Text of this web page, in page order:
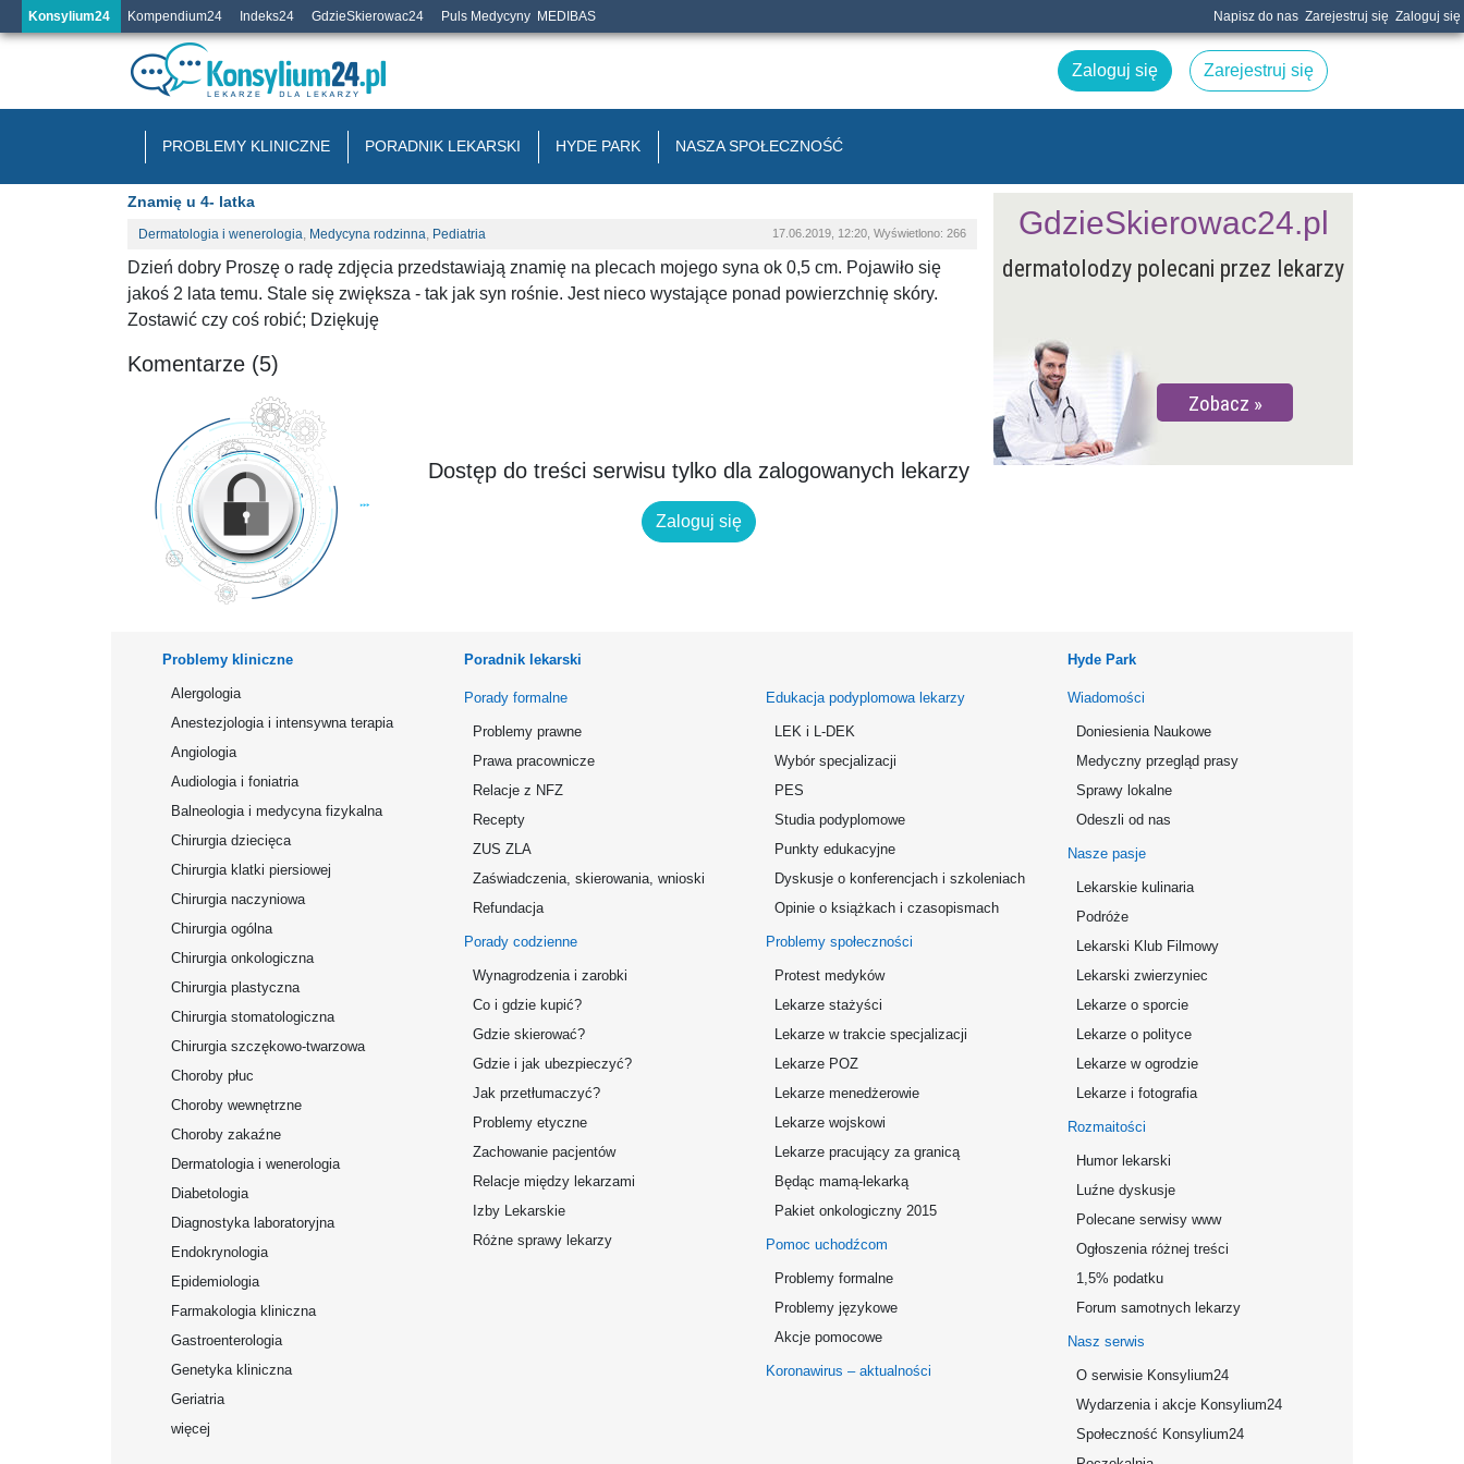
Konsylium24 Kompendium24 Indeks24 GdzieSkierowac24 Puls Medycyny MEDIBAS Napisz do nas Zarejestruj się Zaloguj się
Zaloguj się Zarejestruj się
PROBLEMY KLINICZNE PORADNIK LEKARSKI HYDE PARK NASZA SPOŁECZNOŚĆ
Znamię u 4- latka
Dermatologia i wenerologia, Medycyna rodzinna, Pediatria 17.06.2019, 12:20, Wyświetlono: 266
Dzień dobry Proszę o radę zdjęcia przedstawiają znamię na plecach mojego syna ok 0,5 cm. Pojawiło się
jakoś 2 lata temu. Stale się zwiększa - tak jak syn rośnie. Jest nieco wystające ponad powierzchnię skóry.
Zostawić czy coś robić; Dziękuję
Komentarze (5)
Dostęp do treści serwisu tylko dla zalogowanych lekarzy
Zaloguj się
dermatolodzy polecani przez lekarzy
Zobacz
GdzieSkierowac24.pl
Problemy kliniczne
Alergologia
Anestezjologia i intensywna terapia
Angiologia
Audiologia i foniatria
Balneologia i medycyna fizykalna
Chirurgia dziecięca
Chirurgia klatki piersiowej
Chirurgia naczyniowa
Chirurgia ogólna
Chirurgia onkologiczna
Chirurgia plastyczna
Chirurgia stomatologiczna
Chirurgia szczękowo-twarzowa
Choroby płuc
Choroby wewnętrzne
Choroby zakaźne
Dermatologia i wenerologia
Diabetologia
Diagnostyka laboratoryjna
Endokrynologia
Epidemiologia
Farmakologia kliniczna
Gastroenterologia
Genetyka kliniczna
Geriatria
więcej
Poradnik lekarski
Porady formalne
Problemy prawne
Prawa pracownicze
Relacje z NFZ
Recepty
ZUS ZLA
Zaświadczenia, skierowania, wnioski
Refundacja
Porady codzienne
Wynagrodzenia i zarobki
Co i gdzie kupić?
Gdzie skierować?
Gdzie i jak ubezpieczyć?
Jak przetłumaczyć?
Problemy etyczne
Zachowanie pacjentów
Relacje między lekarzami
Izby Lekarskie
Różne sprawy lekarzy
Edukacja podyplomowa lekarzy
LEK i L-DEK
Wybór specjalizacji
PES
Studia podyplomowe
Punkty edukacyjne
Dyskusje o konferencjach i szkoleniach
Opinie o książkach i czasopismach
Problemy społeczności
Protest medyków
Lekarze stażyści
Lekarze w trakcie specjalizacji
Lekarze POZ
Lekarze menedżerowie
Lekarze wojskowi
Lekarze pracujący za granicą
Będąc mamą-lekarką
Pakiet onkologiczny 2015
Pomoc uchodźcom
Problemy formalne
Problemy językowe
Akcje pomocowe
Koronawirus – aktualności
Hyde Park
Wiadomości
Doniesienia Naukowe
Medyczny przegląd prasy
Sprawy lokalne
Odeszli od nas
Nasze pasje
Lekarskie kulinaria
Podróże
Lekarski Klub Filmowy
Lekarski zwierzyniec
Lekarze o sporcie
Lekarze o polityce
Lekarze w ogrodzie
Lekarze i fotografia
Rozmaitości
Humor lekarski
Luźne dyskusje
Polecane serwisy www
Ogłoszenia różnej treści
1,5% podatku
Forum samotnych lekarzy
Nasz serwis
O serwisie Konsylium24
Wydarzenia i akcje Konsylium24
Społeczność Konsylium24